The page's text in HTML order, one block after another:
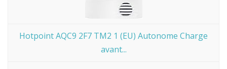
Hotpoint AQC9 2F7 TM2 1 (EU) Autonome Charge
avant...